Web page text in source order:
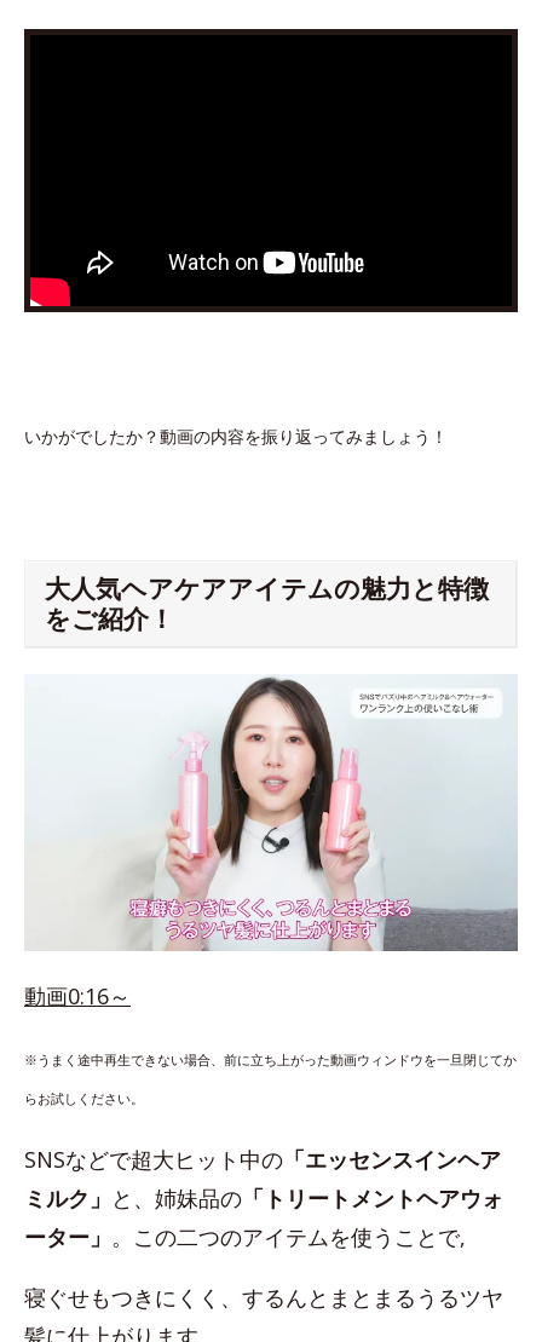
いかがでしたか？動画の内容を振り返ってみましょう！
大人気ヘアケアアイテムの魅力と特徴
をご紹介！
動画0:16～
※うまく途中再生できない場合、前に立ち上がった動画ウィンドウを一旦閉じてか
らお試しください。
SNSなどで超大ヒット中の 「エッセンスインヘア
ミルク」 と、姉妹品の 「トリートメントヘアウォ
ーター」 。この二つのアイテムを使うことで,
寝ぐせもつきにくく、するんとまとまるうるツヤ